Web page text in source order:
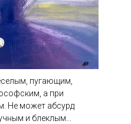
пугающим,
а при
Не может абсурд
и блеклым...